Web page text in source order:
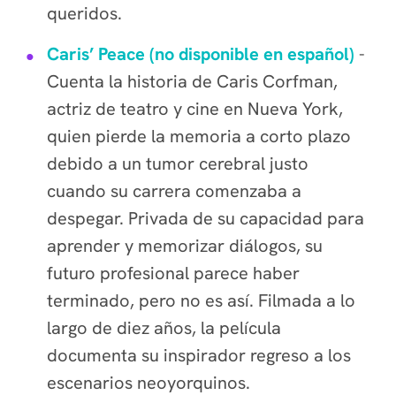
queridos.
Caris’ Peace (no disponible en español) -
Cuenta la historia de Caris Corfman,
actriz de teatro y cine en Nueva York,
quien pierde la memoria a corto plazo
debido a un tumor cerebral justo
cuando su carrera comenzaba a
despegar. Privada de su capacidad para
aprender y memorizar diálogos, su
futuro profesional parece haber
terminado, pero no es así. Filmada a lo
largo de diez años, la película
documenta su inspirador regreso a los
escenarios neoyorquinos.